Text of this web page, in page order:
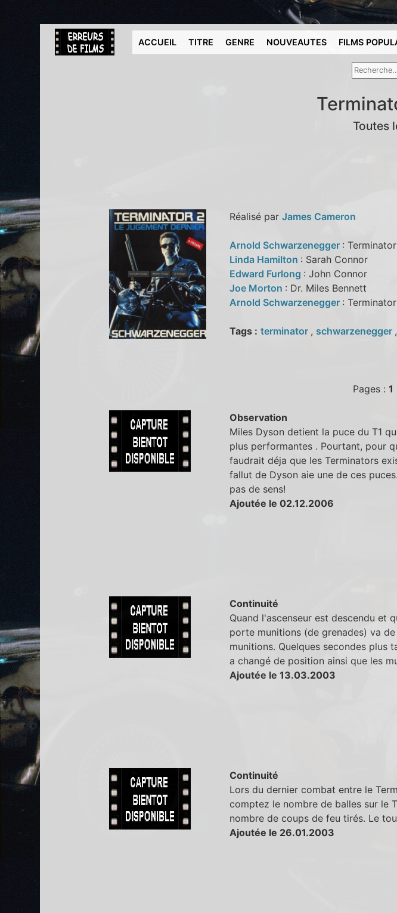
ACCUEIL TITRE GENRE NOUVEAUTES FILMS
Toutes
Réalisé par James Cameron
Arnold Schwarzenegger : Terminator
Linda Hamilton : Sarah Connor
Edward Furlong : John Connor
Joe Morton : Dr. Miles Bennett
Arnold Schwarzenegger : Terminator
Tags : terminator , schwarzenegger ,
Pages : 1
Observation
Miles Dyson detient la puce du T1
plus performantes . Pourtant, pour
faudrait déja que les Terminators
fallut de Dyson aie une de ces
pas de sens!
Ajoutée le 02.12.2006
Continuité
Quand l'ascenseur est descendu et
porte munitions (de grenades) va
munitions. Quelques secondes plus
a changé de position ainsi que les
Ajoutée le 13.03.2003
Continuité
Lors du dernier combat entre le
comptez le nombre de balles sur le
nombre de coups de feu tirés. Le
Ajoutée le 26.01.2003